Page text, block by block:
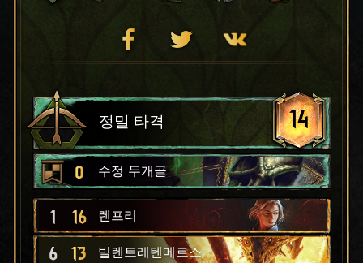
정밀 타격 14
0 수정 두개골
1 16 렌프리
6 13 빌렌트레텐메르스